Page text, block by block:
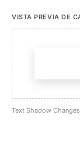
VISTA PREVIA DE
Text Shadow Changes